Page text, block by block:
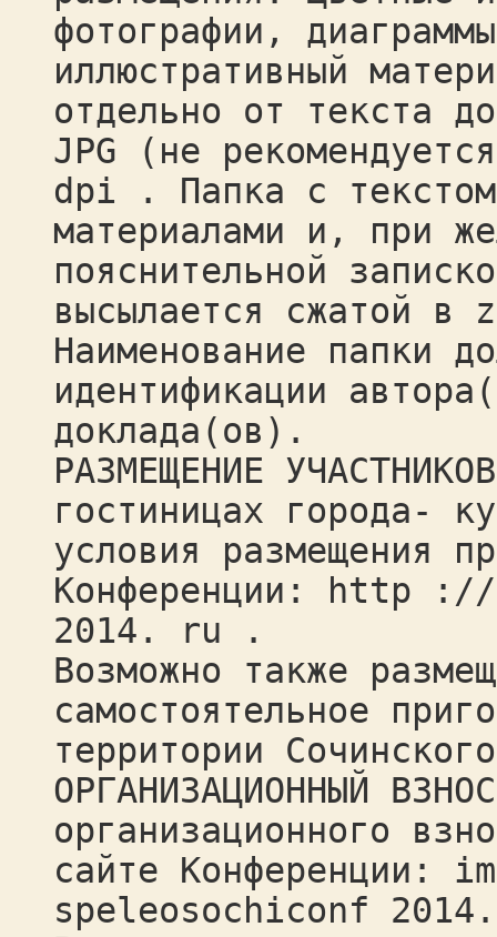
фотографии,
иллюстративный
отдельно от текста
JPG (не
dpi . Папка с текстом
материалами и, при
пояснительной
высылается сжатой
Наименование папки
идентификации
доклада(ов).
РАЗМЕЩЕНИЕ
гостиницах города-
условия размещения
Конференции: http
2014. ru .
Возможно также
самостоятельное
территории
ОРГАНИЗАЦИОННЫЙ
организационного
сайте Конференции:
speleosochiconf